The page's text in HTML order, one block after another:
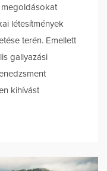
létesítmények
terén. Emellett
gallyazási
kihívást